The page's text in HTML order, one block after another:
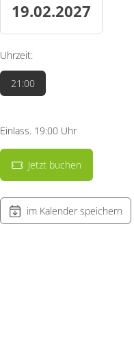
19.02.2027
Uhrzeit:
21:00
Einlass. 19:00 Uhr
Jetzt buchen
im Kalender speichern